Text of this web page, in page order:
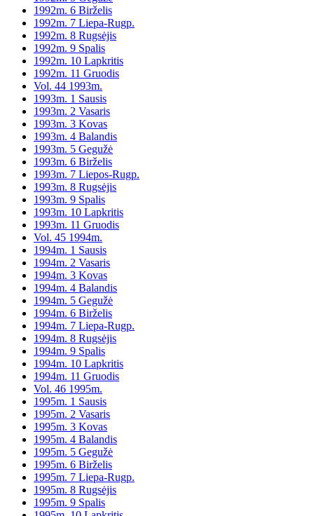
1992m. 6 Birželis
1992m. 7 Liepa-Rugp.
1992m. 8 Rugsėjis
1992m. 9 Spalis
1992m. 10 Lapkritis
1992m. 11 Gruodis
Vol. 44 1993m.
1993m. 1 Sausis
1993m. 2 Vasaris
1993m. 3 Kovas
1993m. 4 Balandis
1993m. 5 Gegužė
1993m. 6 Birželis
1993m. 7 Liepos-Rugp.
1993m. 8 Rugsėjis
1993m. 9 Spalis
1993m. 10 Lapkritis
1993m. 11 Gruodis
Vol. 45 1994m.
1994m. 1 Sausis
1994m. 2 Vasaris
1994m. 3 Kovas
1994m. 4 Balandis
1994m. 5 Gegužė
1994m. 6 Birželis
1994m. 7 Liepa-Rugp.
1994m. 8 Rugsėjis
1994m. 9 Spalis
1994m. 10 Lapkritis
1994m. 11 Gruodis
Vol. 46 1995m.
1995m. 1 Sausis
1995m. 2 Vasaris
1995m. 3 Kovas
1995m. 4 Balandis
1995m. 5 Gegužė
1995m. 6 Birželis
1995m. 7 Liepa-Rugp.
1995m. 8 Rugsėjis
1995m. 9 Spalis